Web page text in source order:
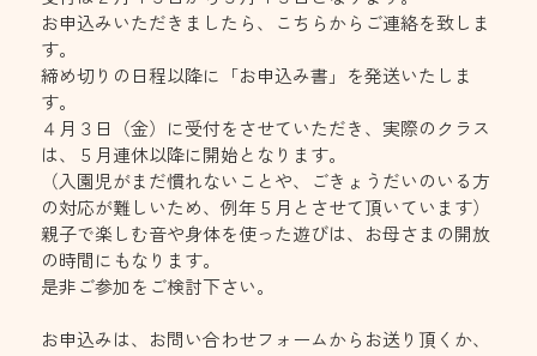
お申込みいただきましたら、こちらからご連絡を致しま
す。
締め切りの日程以降に「お申込み書」を発送いたしま
す。
４月３日（金）に受付をさせていただき、実際のクラス
は、５月連休以降に開始となります。
（入園児がまだ慣れないことや、ごきょうだいのいる方
の対応が難しいため、例年５月とさせて頂いています）
親子で楽しむ音や身体を使った遊びは、お母さまの開放
の時間にもなります。
是非ご参加をご検討下さい。
お申込みは、お問い合わせフォームからお送り頂くか、